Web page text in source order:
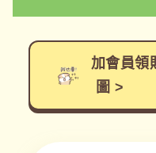
加會員領
圖 >